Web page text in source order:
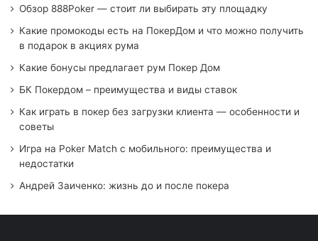
Обзор 888Poker — стоит ли выбирать эту площадку
Какие промокоды есть на ПокерДом и что можно получить
в подарок в акциях рума
Какие бонусы предлагает рум Покер Дом
БК Покердом – преимущества и виды ставок
Как играть в покер без загрузки клиента — особенности и
советы
Игра на Poker Match с мобильного: преимущества и
недостатки
Андрей Заиченко: жизнь до и после покера